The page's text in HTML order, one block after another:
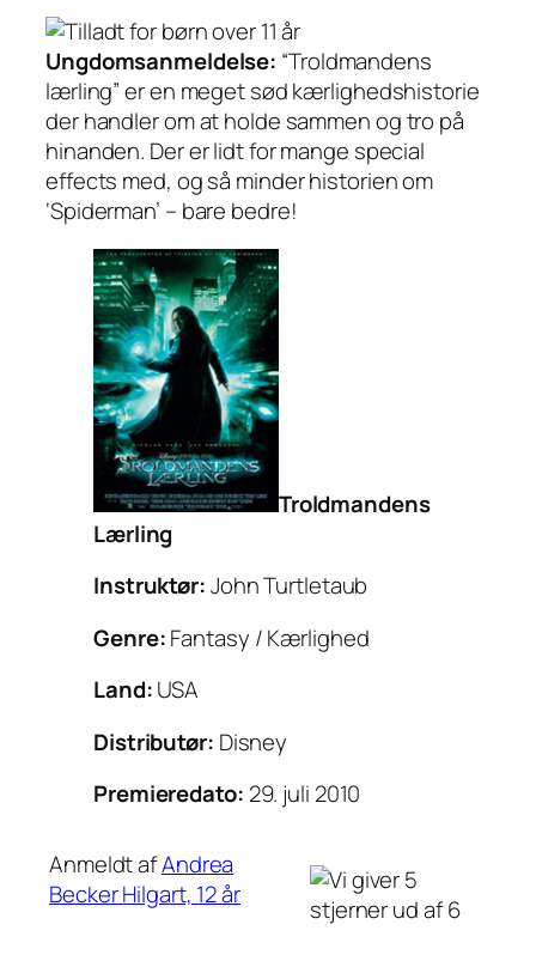
Ungdomsanmeldelse: “Troldmandens
lærling” er en meget sød kærlighedshistorie
der handler om at holde sammen og tro på
hinanden. Der er lidt for mange special
effects med, og så minder historien om
‘Spiderman’ – bare bedre!
Troldmandens
Lærling
Instruktør:John Turtletaub
Genre:Fantasy / Kærlighed
Land:USA
Distributør: Disney
Premieredato: 29. juli 2010
Anmeldt afAndrea
Becker Hilgart, 12 år